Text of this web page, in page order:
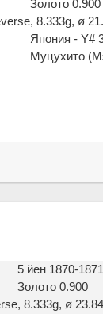
Золото 0.900
, 8.333g, ø
Япония - Y#
Муцухито
5 йен 1870-
Золото 0.900
, 8.333g, ø